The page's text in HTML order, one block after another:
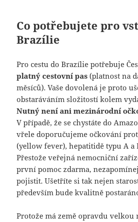
Co potřebujete pro
Brazílie
Pro cestu do Brazílie potřebuje
platný cestovní pas (platnost na
měsíců). Vaše dovolená je proto
obstaráváním složitostí kolem
Nutný není ani mezinárodní
V případě, že se chystáte do
vřele doporučujeme očkování
(yellow fever), hepatitidě typu A a
Přestože veřejná nemocniční
první pomoc zdarma,
pojistit. Ušetříte si tak nejen
především bude kvalitně
Protože má země opravdu velkou